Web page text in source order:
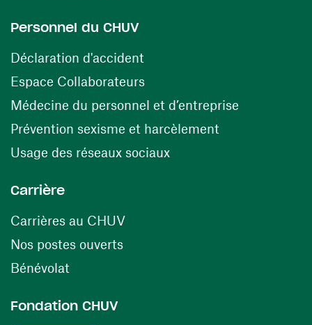
Personnel du CHUV
Déclaration d'accident
Espace Collaborateurs(ouvre une nouvelle fenêtre)
Médecine du personnel et d’entreprise
Prévention sexisme et harcèlement
Usage des réseaux sociaux(ouvre une nouvelle
Carrière
Carrières au CHUV(ouvre une nouvelle fenêtre)
Nos postes ouverts(ouvre une nouvelle fenêtre)
Bénévolat
Fondation CHUV